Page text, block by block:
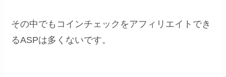
その中でもコインチェックをアフィリエイトでき
るASPは多くないです。